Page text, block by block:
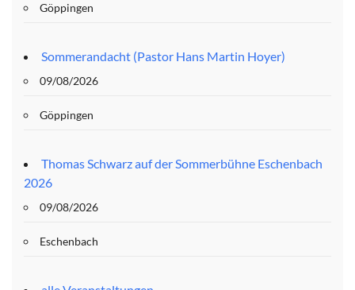
Göppingen
Sommerandacht (Pastor Hans Martin Hoyer)
09/08/2026
Göppingen
Thomas Schwarz auf der Sommerbühne Eschenbach
2026
09/08/2026
Eschenbach